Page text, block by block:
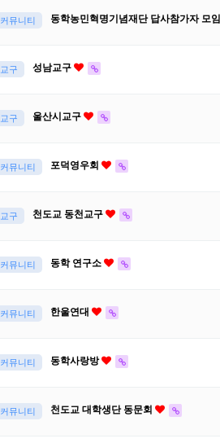
커뮤니티 동학농민혁명기념재단 답사참가자 모임
교구 성남교구
교구 울산시교구
커뮤니티 포덕영우회
교구 천도교 동천교구
커뮤니티 동학 연구소
커뮤니티 한울연대
커뮤니티 동학사랑방
커뮤니티 천도교 대학생단 동문회